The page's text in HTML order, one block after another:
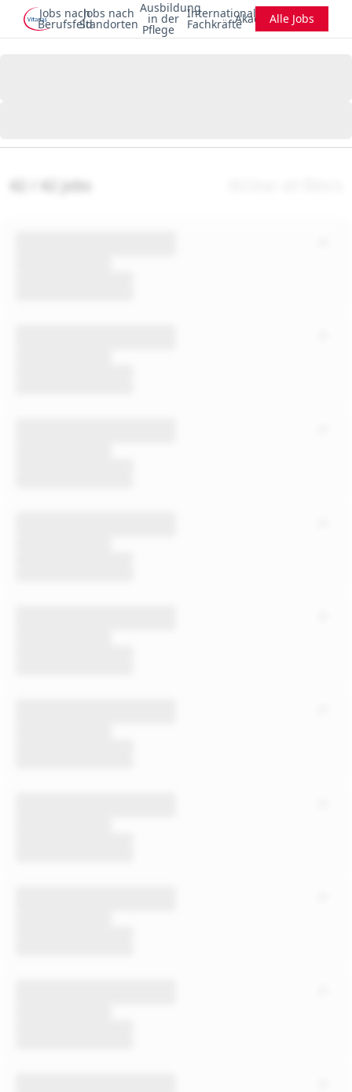
Jobs nach
Berufsfeld
Jobs nach
Standorten
Ausbildung
in der
Pflege
Internationale
FachkräfteAkademieAlle Jobs
42 / 42 jobs